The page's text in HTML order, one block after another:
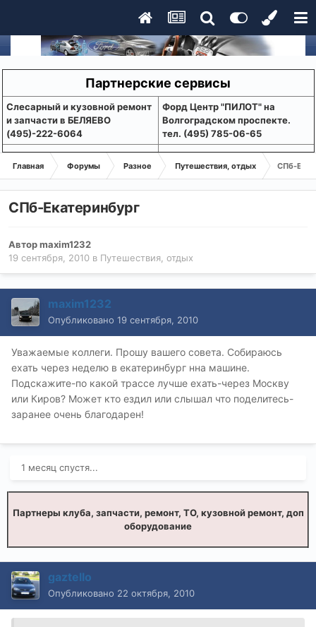
Партнерские сервисы
Слесарный и кузовной ремонт
и запчасти в БЕЛЯЕВО
(495)-222-6064
Форд Центр "ПИЛОТ" на
Волгоградском проспекте.
тел. (495) 785-06-65
Главная Форумы Разное Путешествия, отдых СПб-
СПб-Екатеринбург
Авторmaxim1232
19 сентября, 2010 в Путешествия, отдых
maxim1232
Опубликовано 19 сентября, 2010
Уважаемые коллеги. Прошу вашего совета. Собираюсь
ехать через неделю в екатеринбург нна машине.
Подскажите-по какой трассе лучше ехать-через Москву
или Киров? Может кто ездил или слышал что поделитесь-
заранее очень благодарен!
1 месяц спустя...
Партнеры клуба, запчасти, ремонт, ТО, кузовной ремонт, доп
оборудование
gaztello
Опубликовано 22 октября, 2010